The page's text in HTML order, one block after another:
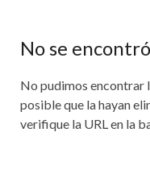
No se
No pudimos encontrar
posible que la hayan
verifique la URL en la